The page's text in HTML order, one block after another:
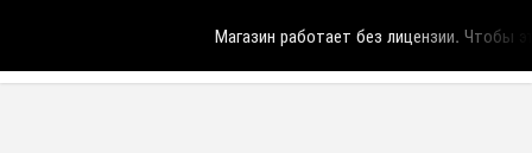
Магазин работает без лицензии.Чтобы